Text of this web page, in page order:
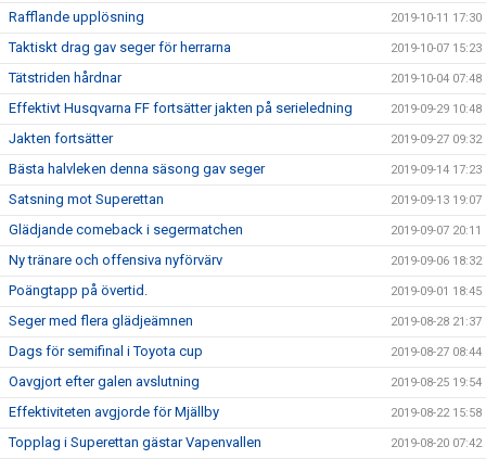
Rafflande upplösning 2019-10-11 17:30
Taktiskt drag gav seger för herrarna 2019-10-07 15:23
Tätstriden hårdnar 2019-10-04 07:48
Effektivt Husqvarna FF fortsätter jakten på serieledning 2019-09-29 10:48
Jakten fortsätter 2019-09-27 09:32
Bästa halvleken denna säsong gav seger 2019-09-14 17:23
Satsning mot Superettan 2019-09-13 19:07
Glädjande comeback i segermatchen 2019-09-07 20:11
Ny tränare och offensiva nyförvärv 2019-09-06 18:32
Poängtapp på övertid. 2019-09-01 18:45
Seger med flera glädjeämnen 2019-08-28 21:37
Dags för semifinal i Toyota cup 2019-08-27 08:44
Oavgjort efter galen avslutning 2019-08-25 19:54
Effektiviteten avgjorde för Mjällby 2019-08-22 15:58
Topplag i Superettan gästar Vapenvallen 2019-08-20 07:42